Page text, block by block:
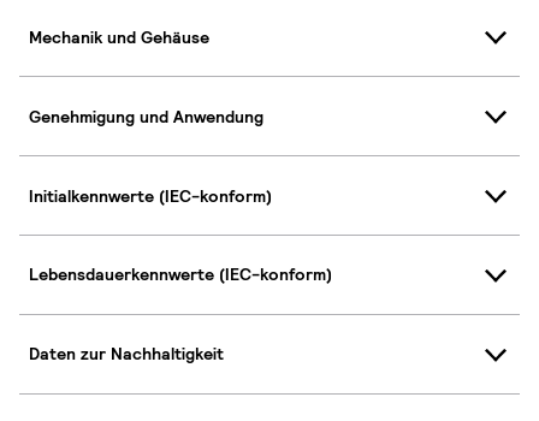
Mechanik und Gehäuse
Genehmigung und Anwendung
Initialkennwerte (IEC-konform)
Lebensdauerkennwerte (IEC-konform)
Daten zur Nachhaltigkeit